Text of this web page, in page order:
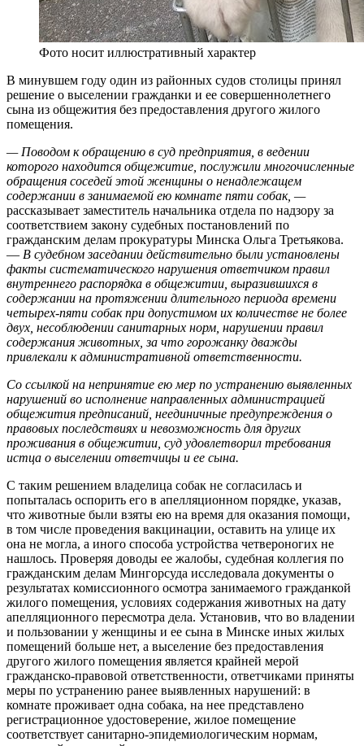
Фото носит иллюстративный характер
В минувшем году один из районных судов столицы принял
решение о выселении гражданки и ее совершеннолетнего
сына из общежития без предоставления другого жилого
помещения.
— Поводом к обращению в суд предприятия, в ведении
которого находится общежитие, послужили многочисленные
обращения соседей этой женщины о ненадлежащем
содержании в занимаемой ею комнате пяти собак, —
рассказывает заместитель начальника отдела по надзору за
соответствием закону судебных постановлений по
гражданским делам прокуратуры Минска Ольга Третьякова.
— В судебном заседании действительно были установлены
факты систематического нарушения ответчиком правил
внутреннего распорядка в общежитии, выразившихся в
содержании на протяжении длительного периода времени
четырех-пяти собак при допустимом их количестве не более
двух, несоблюдении санитарных норм, нарушении правил
содержания животных, за что горожанку дважды
привлекали к административной ответственности.
Со ссылкой на непринятие ею мер по устранению выявленных
нарушений во исполнение направленных администрацией
общежития предписаний, неединичные предупреждения о
правовых последствиях и невозможность для других
проживания в общежитии, суд удовлетворил требования
истца о выселении ответчицы и ее сына.
С таким решением владелица собак не согласилась и
попыталась оспорить его в апелляционном порядке, указав,
что животные были взяты ею на время для оказания помощи,
в том числе проведения вакцинации, оставить на улице их
она не могла, а иного способа устройства четвероногих не
нашлось. Проверяя доводы ее жалобы, судебная коллегия по
гражданским делам Мингорсуда исследовала документы о
результатах комиссионного осмотра занимаемого гражданкой
жилого помещения, условиях содержания животных на дату
апелляционного пересмотра дела. Установив, что во владении
и пользовании у женщины и ее сына в Минске иных жилых
помещений больше нет, а выселение без предоставления
другого жилого помещения является крайней мерой
гражданско-правовой ответственности, ответчиками приняты
меры по устранению ранее выявленных нарушений: в
комнате проживает одна собака, на нее представлено
регистрационное удостоверение, жилое помещение
соответствует санитарно-эпидемиологическим нормам,